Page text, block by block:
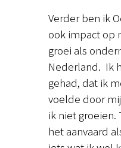
Verder ben ik
ook impact op
groei als
Nederland. Ik
gehad, dat ik
voelde door
ik niet groeien.
het aanvaard